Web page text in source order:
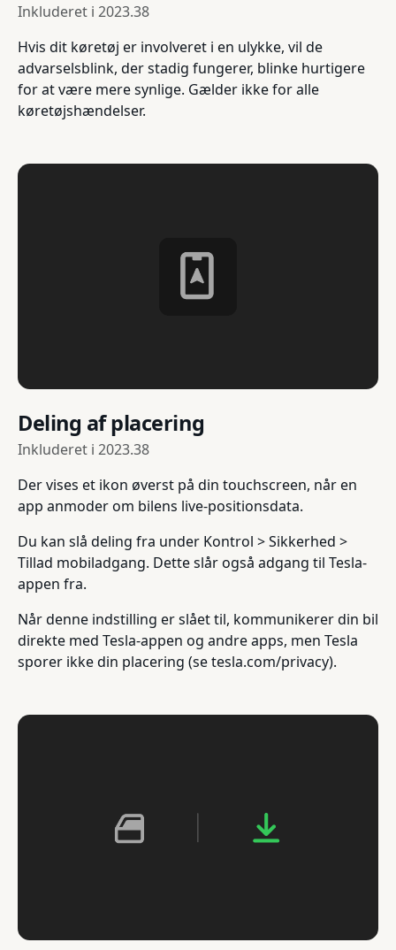
Inkluderet i 2023.38
Hvis dit køretøj er involveret i en ulykke, vil de
advarselsblink, der stadig fungerer, blinke hurtigere
for at være mere synlige. Gælder ikke for alle
køretøjshændelser.
Deling af placering
Inkluderet i 2023.38
Der vises et ikon øverst på din touchscreen, når en
app anmoder om bilens live-positionsdata.
Du kan slå deling fra under Kontrol > Sikkerhed >
Tillad mobiladgang. Dette slår også adgang til Tesla-
appen fra.
Når denne indstilling er slået til, kommunikerer din bil
direkte med Tesla-appen og andre apps, men Tesla
sporer ikke din placering (se tesla.com/privacy).